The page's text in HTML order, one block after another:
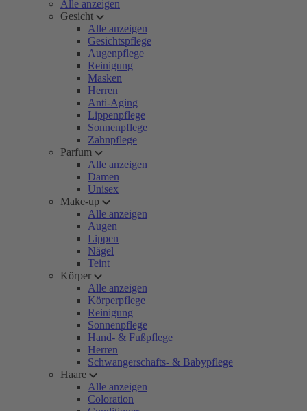
Alle anzeigen
Gesicht
Alle anzeigen
Gesichtspflege
Augenpflege
Reinigung
Masken
Herren
Anti-Aging
Lippenpflege
Sonnenpflege
Zahnpflege
Parfum
Alle anzeigen
Damen
Unisex
Make-up
Alle anzeigen
Augen
Lippen
Nägel
Teint
Körper
Alle anzeigen
Körperpflege
Reinigung
Sonnenpflege
Hand- & Fußpflege
Herren
Schwangerschafts- & Babypflege
Haare
Alle anzeigen
Coloration